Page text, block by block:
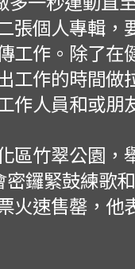
張個人專輯，
工作。除了在
工作的時間做
作人員和或朋
區竹翠公園，
鑼緊鼓練歌
火速售罄，他